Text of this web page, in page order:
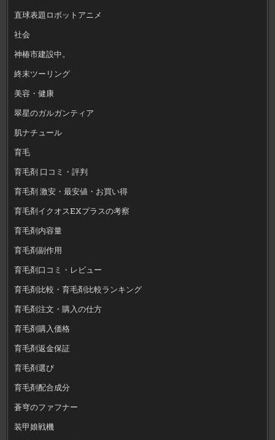
直球表題ロボットアニメ
社会
神椿市建設中。
終末ツーリング
美容・健康
翠星のガルガンティア
肌ナチュール
育毛
育毛剤 口コミ・評判
育毛剤 激安・最安値・お買い得
育毛剤イクオスEXプラスの考察
育毛剤内容量
育毛剤副作用
育毛剤口コミ・レビュー
育毛剤比較・育毛剤比較ランキング
育毛剤注文・購入の仕方
育毛剤購入価格
育毛剤返金保証
育毛剤選び
育毛剤配合成分
蒼穹のファフナー
装甲娘戦機